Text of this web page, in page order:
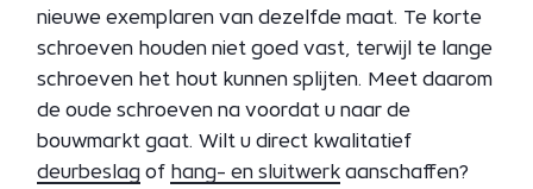
nieuwe exemplaren van dezelfde maat. Te korte
schroeven houden niet goed vast, terwijl te lange
schroeven het hout kunnen splijten. Meet daarom
de oude schroeven na voordat u naar de
bouwmarkt gaat. Wilt u direct kwalitatief
deurbeslag of hang- en sluitwerk aanschaffen?